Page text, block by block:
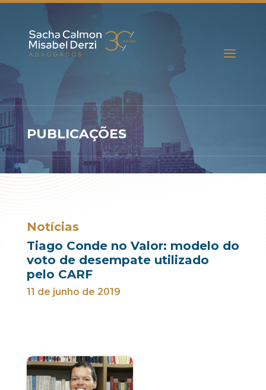
PUBLICAÇÕES
Notícias
Tiago Conde no Valor: modelo do
voto de desempate utilizado
pelo CARF
11 de junho de 2019